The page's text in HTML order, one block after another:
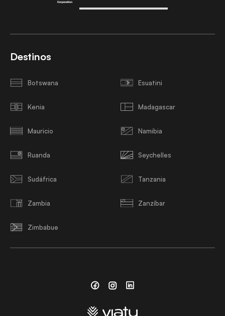
Destinos
Botswana Esuatini
Kenia Madagascar
Mauricio Namibia
Ruanda Seychelles
Sudáfrica Tanzania
Zambia Zanzíbar
Zimbabue
FacebookInstagramLinkedin